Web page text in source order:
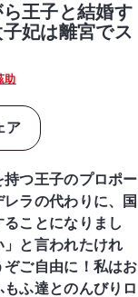
王子と結婚す
妃は離宮でス
助
ア
つ王子のプロポー
ラの代わりに、国
ことになりまし
と言われたけれ
ご自由に！私はお
ふ達とのんびりロ